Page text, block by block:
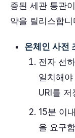
증된 세관 통관
약을 릴리스합니
온체인 사전
전자 선
일치해
URI를 저
15분 이
을 요구